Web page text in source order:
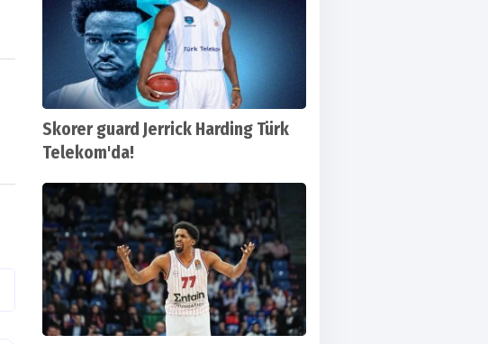
Skorer guard Jerrick Harding Türk
Telekom'da!